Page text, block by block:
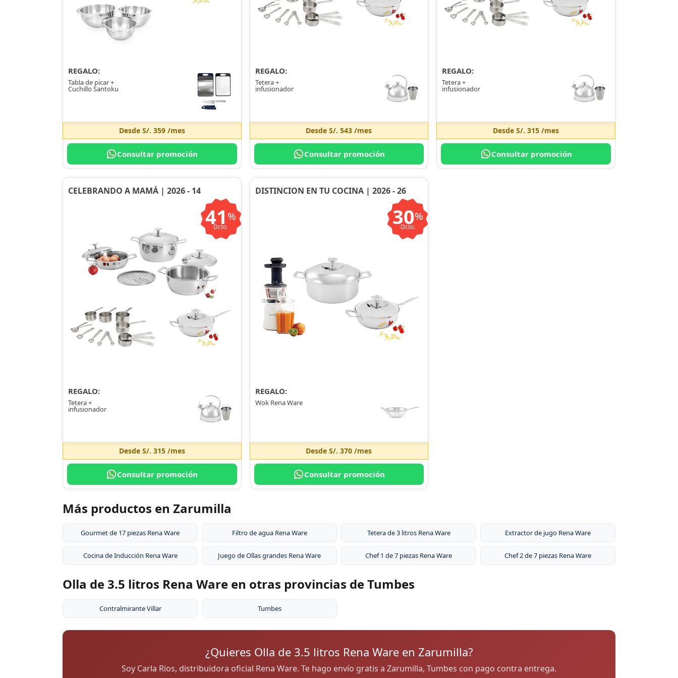
REGALO:
Tabla de picar +
Cuchillo Santoku
Desde S/. 359/mes
Consultar promoción
REGALO:
Tetera +
infusionador
DesdeS/. 543 /mes
Consultar promoción
REGALO:
Tetera +
infusionador
DesdeS/. 315 /mes
Consultar promoción
CELEBRANDO A MAMÁ | 2026 - 14
41 %
Dcto.
REGALO:
Tetera +
infusionador
Desde S/. 315/mes
Consultar promoción
DISTINCION EN TU COCINA | 2026 - 26
30%
Dcto.
REGALO:
Wok Rena Ware
DesdeS/. 370 /mes
Consultar promoción
Más productos en Zarumilla
Gourmet de 17 piezas Rena Ware Filtro de agua Rena Ware Tetera de 3 litros Rena Ware Extractor de jugo Rena Ware
Cocina de Inducción Rena Ware Juego de Ollas grandes Rena Ware Chef 1 de 7 piezas Rena Ware Chef 2 de 7 piezas Rena Ware
Olla de 3.5 litros Rena Ware en otras provincias de Tumbes
Contralmirante Villar Tumbes
¿Quieres Olla de 3.5 litros Rena Ware en Zarumilla?
Soy Carla Rios, distribuidora oficial Rena Ware. Te hago envío gratis a Zarumilla, Tumbes con pago contra entrega.